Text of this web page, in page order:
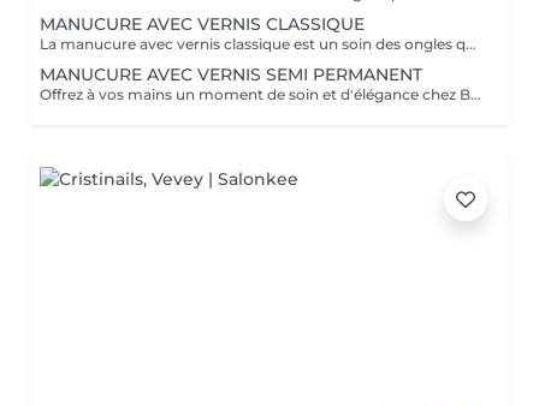
MANUCURE AVEC VERNIS CLASSIQUE
La manucure avec vernis classique est un soin des ongles qui inclut l'application de vernis traditionnel pour apporter couleur et brillance. Ce type de manucure permet de personnaliser vos ongles avec une grande variété de couleurs et de motifs, tout en assurant un soin complet. C'est parfait pour un look élégant et soigné.
MANUCURE AVEC VERNIS SEMI PERMANENT
Offrez à vos mains un moment de soin et d'élégance chez Belle Couleur. La manucure avec semi-permanent est un rituel complet qui associe précision, raffinement et tenue longue durée. Pendant le soin : mise en forme des ongles et travail minutieux des cuticules préparation soignée de la plaque de l'ongle application d'un vernis semi-permanent à la couleur intense et à la brillance éclatante Résultat : des mains parfaitement soignées, une finition élégante et une tenue impeccable jusqu'à 3-4semaines, sans éclats. Idéal pour celles qui souhaitent une manucure durable, brillante et toujours impeccable au quotidien